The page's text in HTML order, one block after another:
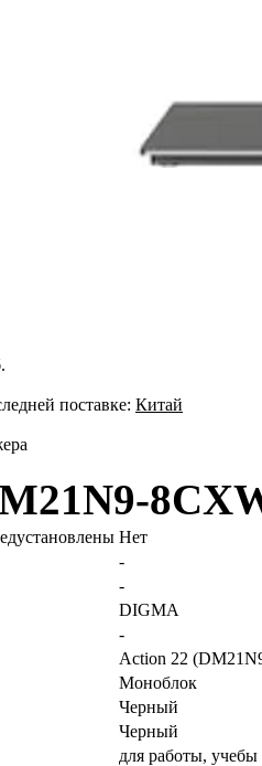
поставке: Китай
Нет
-
-
DIGMA
-
Action 22
Моноблок
Черный
Черный
для работы, учебы